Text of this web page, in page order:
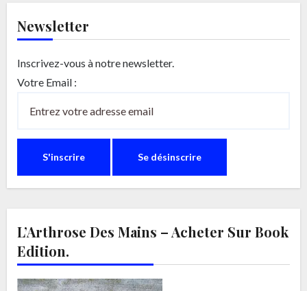
Newsletter
Inscrivez-vous à notre newsletter.
Votre Email :
L’Arthrose Des Mains – Acheter Sur Book
Edition.